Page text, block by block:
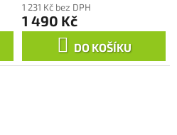
1 231 Kč bez DPH
1 490 Kč
DO KOŠÍKU